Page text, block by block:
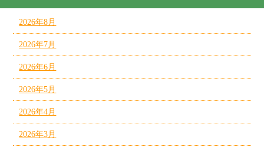
2026年8月
2026年7月
2026年6月
2026年5月
2026年4月
2026年3月